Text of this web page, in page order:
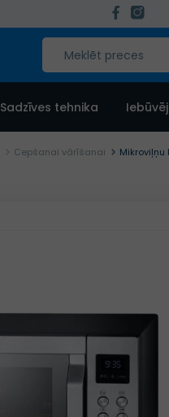
Sadzīves tehnika
Cepšanai vārīšanai Mikroviļņu